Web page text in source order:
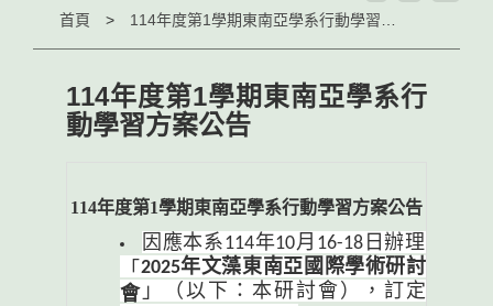
首頁
114年度第1學期東南亞學系行
動學習方案公告
114年度第1學期東南亞學系行動學習方案公告
因應本系114年10月 16-18日辦理
2025年文藻東南亞國際學術研討
會 」（以下：本研討會），訂定